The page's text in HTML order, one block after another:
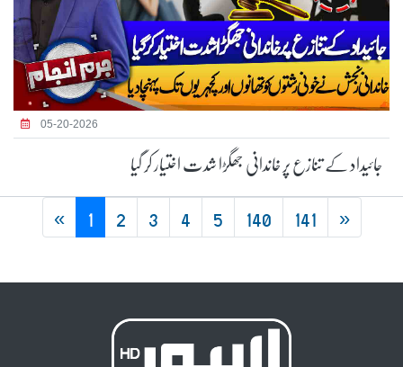
05-20-2026
جائیداد کے تنازع پر خاندانی جھگڑا شدت اختیار کر گیا
« 1 2 3 4 5 140 141 »